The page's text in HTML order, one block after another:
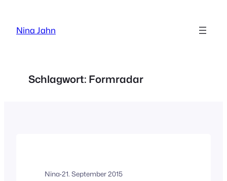
springen
Nina Jahn
Schlagwort: Formradar
Nina·21. September 2015